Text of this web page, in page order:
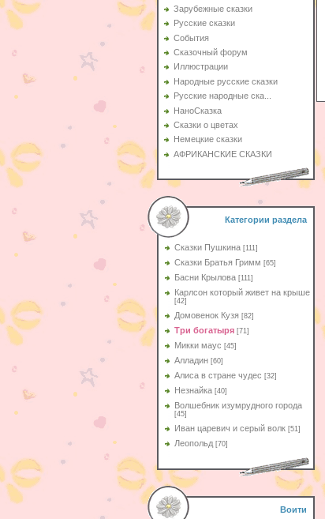
Зарубежные сказки
Русские сказки
События
Сказочный форум
Иллюстрации
Народные русские сказки
Русские народные ска...
НаноСказка
Сказки о цветах
Немецкие сказки
АФРИКАНСКИЕ СКАЗКИ
Категории раздела
Сказки Пушкина [111]
Сказки Братья Гримм [65]
Басни Крылова [111]
Карлсон который живет на крыше
[42]
Домовенок Кузя [82]
Три богатыря [71]
Микки маус [45]
Алладин [60]
Aлиса в стране чудес [32]
Незнайка [40]
Волшебник изумрудного города
[45]
Иван царевич и серый волк [51]
Леопольд [70]
Воити